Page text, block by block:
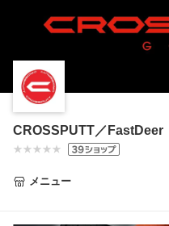
CROSSPUTT／FastDeer
メニュー